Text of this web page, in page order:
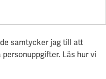
samtycker jag till att
Läs hur vi